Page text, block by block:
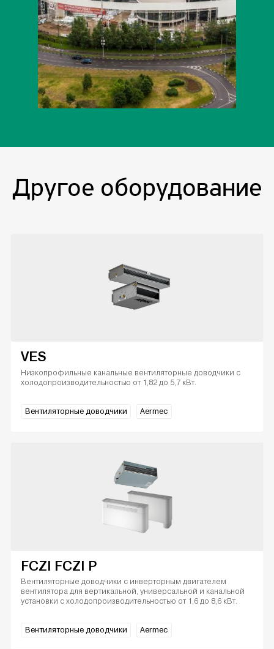
Другое оборудование
VES
Низкопрофильные канальные вентиляторные доводчики с
холодопроизводительностью от 1,82 до 5,7 кВт.
Вентиляторные доводчики Aermec
FCZI FCZI P
Вентиляторные доводчики с инверторным двигателем
вентилятора для вертикальной, универсальной и канальной
установки с холодопроизводительностью от 1,6 до 8,6 кВт.
Вентиляторные доводчики Aermec